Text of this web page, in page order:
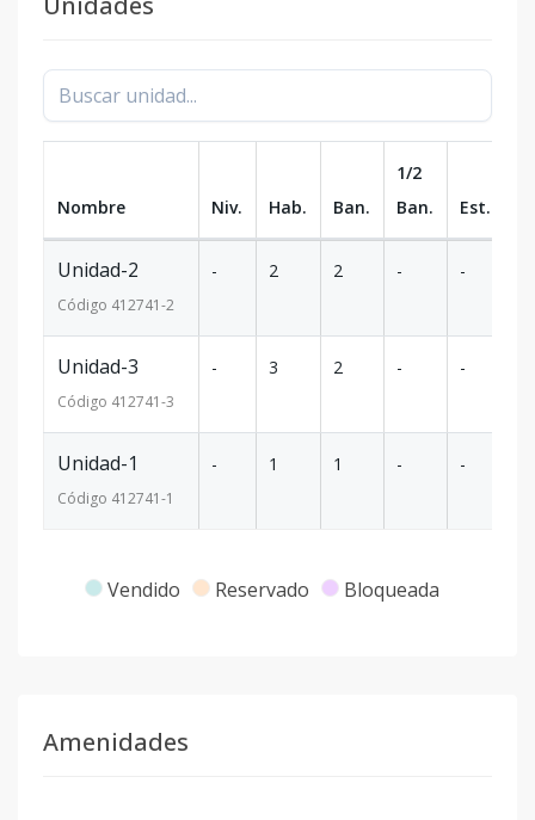
Nombre Niv. Hab. Ban.
1/2
Ban.
Est.
Unidad-2
Código 412741-2
- 2 2 - -
Unidad-3
Código 412741-3
- 3 2 - -
Unidad-1
Código 412741-1
- 1 1 - -
Vendido Reservado Bloqueada
Amenidades